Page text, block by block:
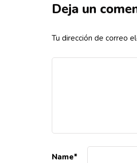
Deja un
Tu dirección de correo
Name*